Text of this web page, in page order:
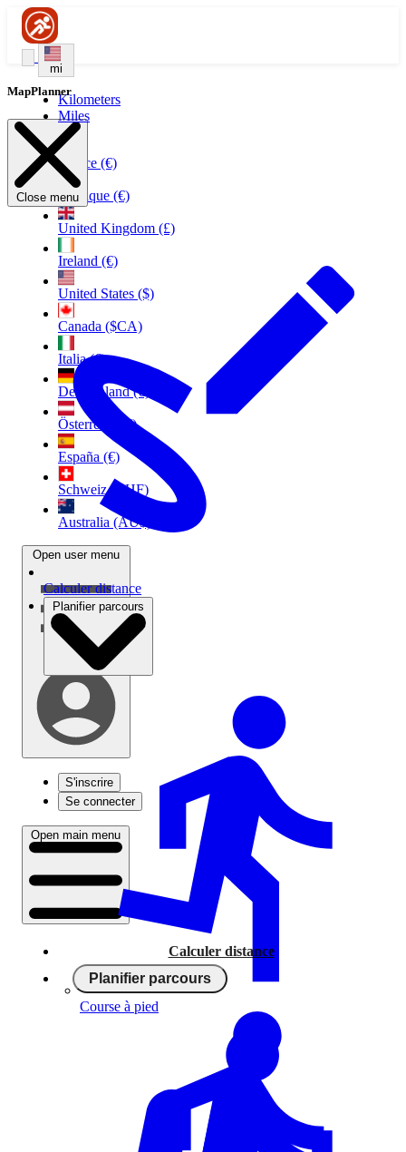
mi
Kilometers
Miles
France (€)
Belgique (€)
United Kingdom (£)
Ireland (€)
United States ($)
Canada ($CA)
Italia (€)
Deutschland (€)
Österreich (€)
España (€)
Schweiz (CHF)
Australia (AU$)
Open user menu
S'inscrire
Se connecter
Open main menu
Calculer distance
Planifier parcours
MapPlanner
Close menu
Calculer distance
Planifier parcours
Course à pied